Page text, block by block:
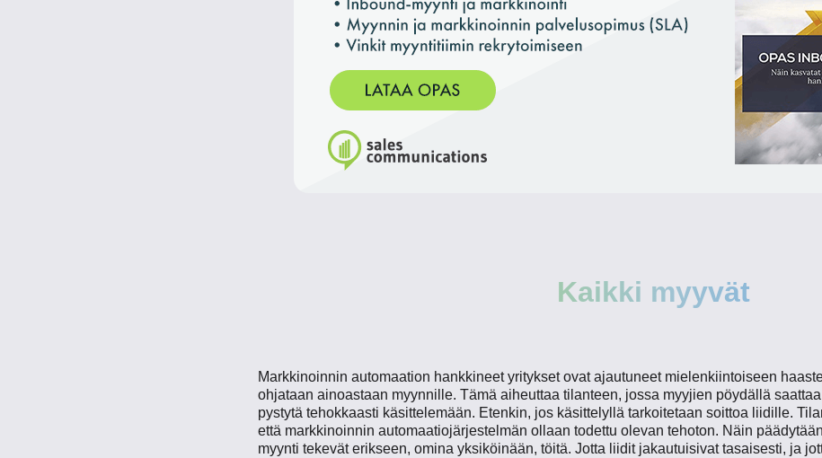
Kaikki myyvät
Markkinoinnin automaation hankkineet yritykset ovat ajautuneet mielenkiintoiseen
ohjataan ainoastaan myynnille. Tämä aiheuttaa tilanteen, jossa myyjien pöydällä
pystytä tehokkaasti käsittelemään. Etenkin, jos käsittelyllä tarkoitetaan soittoa liidille.
että markkinoinnin automaatiojärjestelmän ollaan todettu olevan tehoton. Näin
myynti tekevät erikseen, omina yksiköinään, töitä. Jotta liidit jakautuisivat tasaisesti, ja